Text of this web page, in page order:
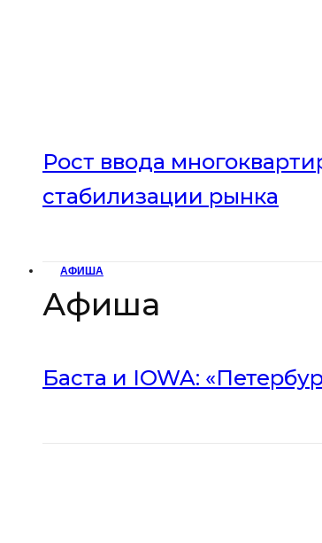
Рост ввода
стабилизации рынка
АФИША
Афиша
Баста и IOWA: